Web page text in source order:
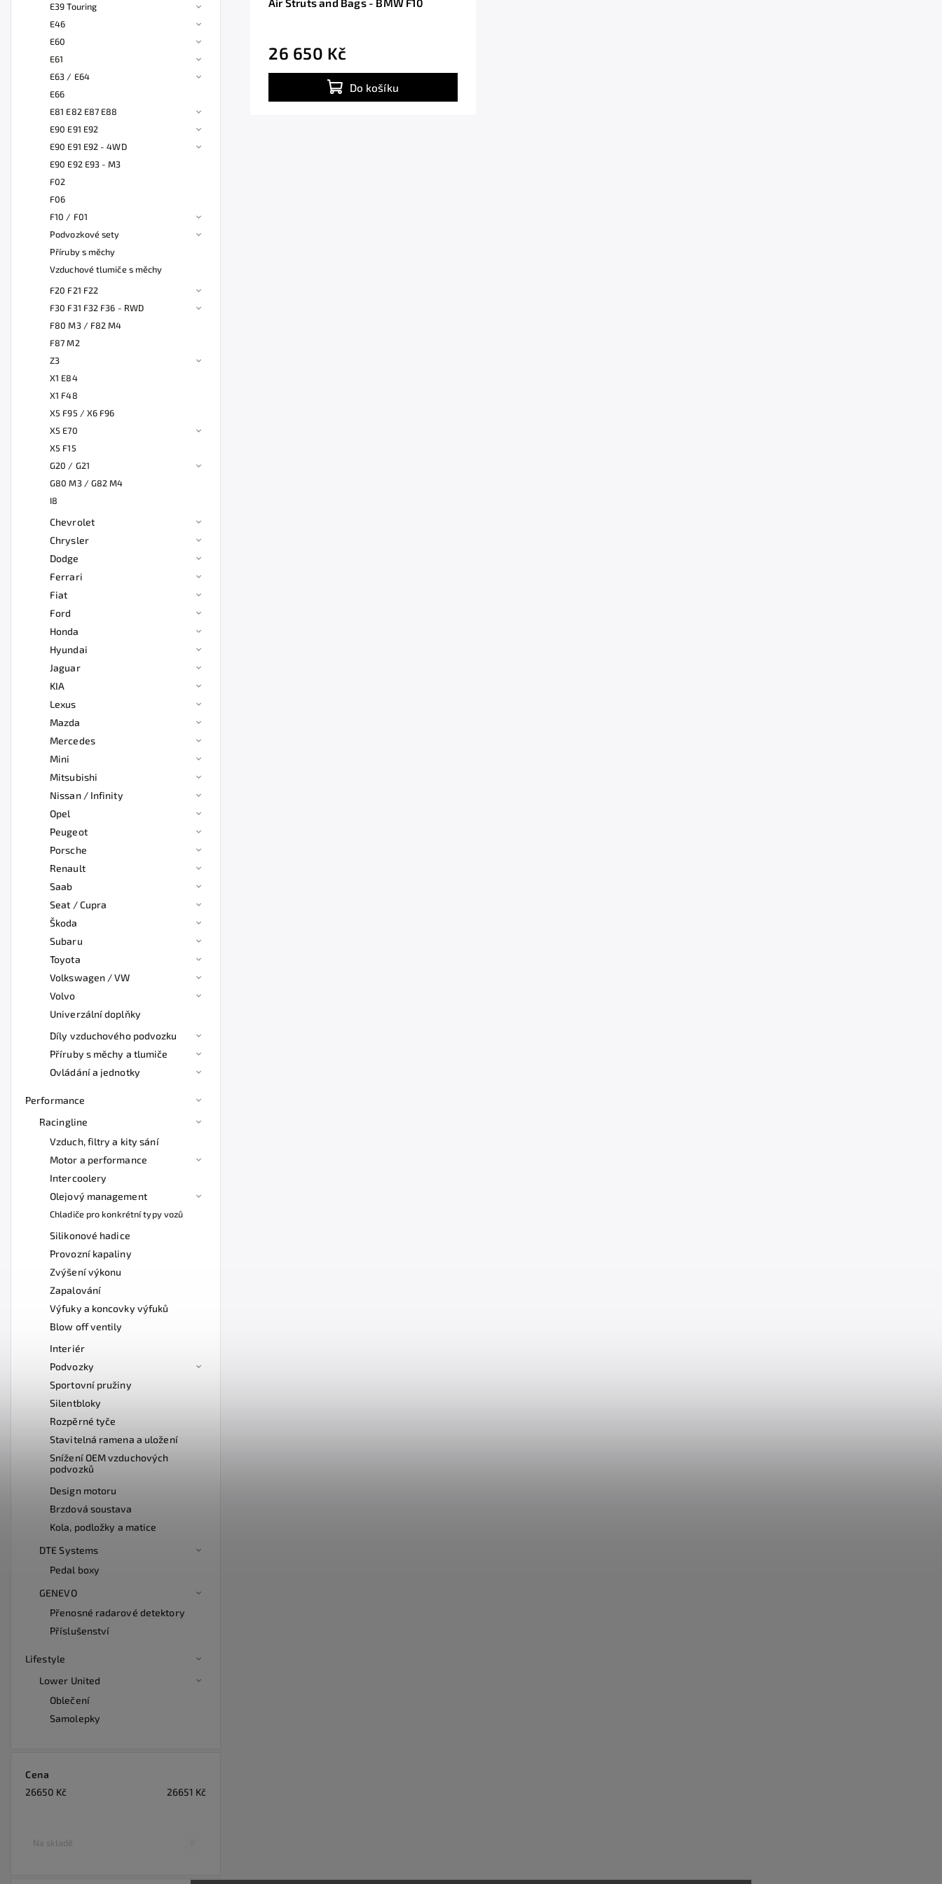
E39 Touring
E46
E60
E61
E63 / E64
E66
E81 E82 E87 E88
E90 E91 E92
E90 E91 E92 - 4WD
E90 E92 E93 - M3
F02
F06
F10 / F01
Podvozkové sety
Příruby s měchy
Vzduchové tlumiče s měchy
F20 F21 F22
F30 F31 F32 F36 - RWD
F80 M3 / F82 M4
F87 M2
Z3
X1 E84
X1 F48
X5 F95 / X6 F96
X5 E70
X5 F15
G20 / G21
G80 M3 / G82 M4
I8
Chevrolet
Chrysler
Dodge
Ferrari
Fiat
Ford
Honda
Hyundai
Jaguar
KIA
Lexus
Mazda
Mercedes
Mini
Mitsubishi
Nissan / Infinity
Opel
Peugeot
Porsche
Renault
Saab
Seat / Cupra
Škoda
Subaru
Toyota
Volkswagen / VW
Volvo
Univerzální doplňky
Díly vzduchového podvozku
Příruby s měchy a tlumiče
Ovládání a jednotky
Performance
Racingline
Vzduch, filtry a kity sání
Motor a performance
Intercoolery
Olejový management
Chladiče pro konkrétní typy vozů
Silikonové hadice
Provozní kapaliny
Zvýšení výkonu
Zapalování
Výfuky a koncovky výfuků
Blow off ventily
Interiér
Podvozky
Sportovní pružiny
Silentbloky
Rozpěrné tyče
Stavitelná ramena a uložení
Snížení OEM vzduchových
podvozků
Design motoru
Brzdová soustava
Kola, podložky a matice
DTE Systems
Pedal boxy
GENEVO
Přenosné radarové detektory
Příslušenství
Lifestyle
Lower United
Oblečení
Samolepky
Cena
26650 Kč 26651 Kč
Na skladě
Air Struts and Bags - BMW F10
26 650 Kč
Do košíku